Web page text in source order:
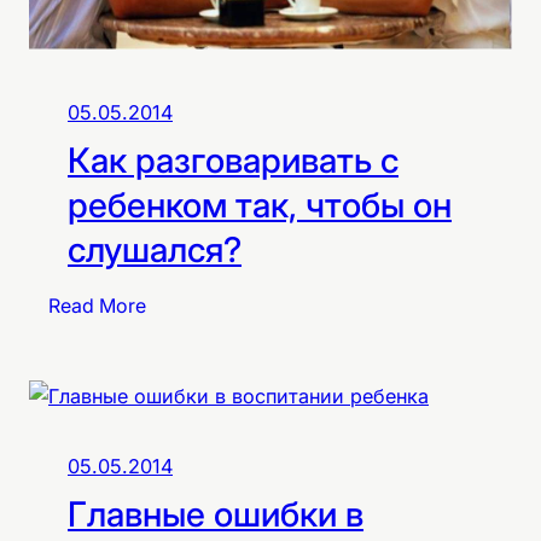
м
е
н
с
т
а
е
в
о
в
р
м
е
е
е
05.05.2014
Как разговаривать с
ребенком так, чтобы он
слушался?
Read More:
к
а
г
05.05.2014
Главные ошибки в